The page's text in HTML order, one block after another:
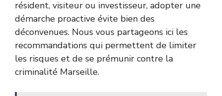
résident, visiteur ou investisseur, adopter une
démarche proactive évite bien des
déconvenues. Nous vous partageons ici les
recommandations qui permettent de limiter
les risques et de se prémunir contre la
criminalité Marseille.